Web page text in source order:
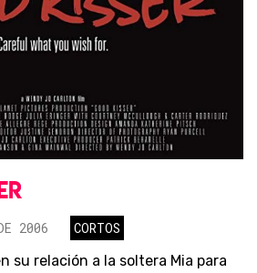
2006
CORTOS
su relación a la soltera Mia para